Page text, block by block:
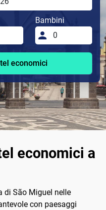
Bambini
economici
economici a
di São Miguel nelle
con paesaggi